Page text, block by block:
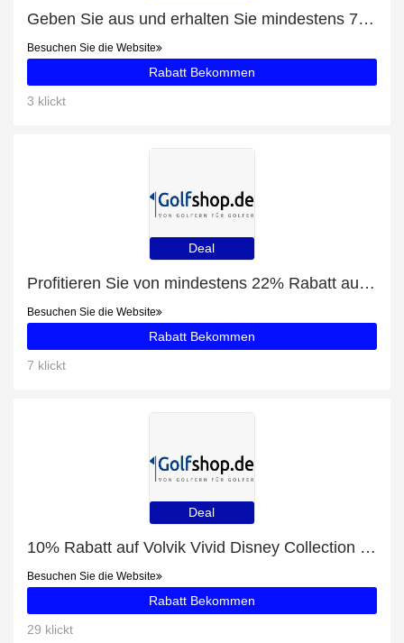
Geben Sie aus und erhalten Sie mindestens 7% Rabatt für Hundetransport
Besuchen Sie die Website
Rabatt Bekommen
3 klickt
Deal
Profitieren Sie von mindestens 22% Rabatt auf Standbags
Besuchen Sie die Website
Rabatt Bekommen
7 klickt
Deal
10% Rabatt auf Volvik Vivid Disney Collection 5 Charakter Box
Besuchen Sie die Website
Rabatt Bekommen
29 klickt